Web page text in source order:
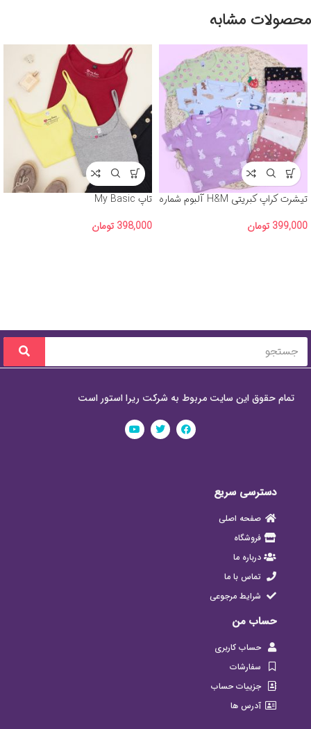
محصولات مشابه
تیشرت کراپ کبریتی H&M آلبوم شماره
399,000 تومان
تاپ My Basic
398,000 تومان
تمام حقوق این سایت مربوط به شرکت ریرا استور است
دسترسی سریع
صفحه اصلی
فروشگاه
درباره ما
تماس با ما
شرایط مرجوعی
حساب من
حساب کاربری
سفارشات
جزییات حساب
آدرس ها